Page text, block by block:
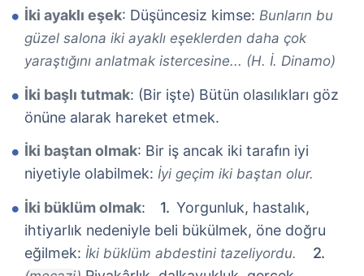
İki ayaklı eşek: Düşüncesiz kimse: Bunların bu
güzel salona iki ayaklı eşeklerden daha çok
yaraştığını anlatmak istercesine... (H. İ. Dinamo)
İki başlı tutmak: (Bir işte) Bütün olasılıkları göz
önüne alarak hareket etmek.
İki baştan olmak: Bir iş ancak iki tarafın iyi
niyetiyle olabilmek: İyi geçim iki baştan olur.
İki büklüm olmak:
Yorgunluk, hastalık,
ihtiyarlık nedeniyle beli bükülmek, öne doğru
eğilmek: İki büklüm abdestini tazeliyordu.